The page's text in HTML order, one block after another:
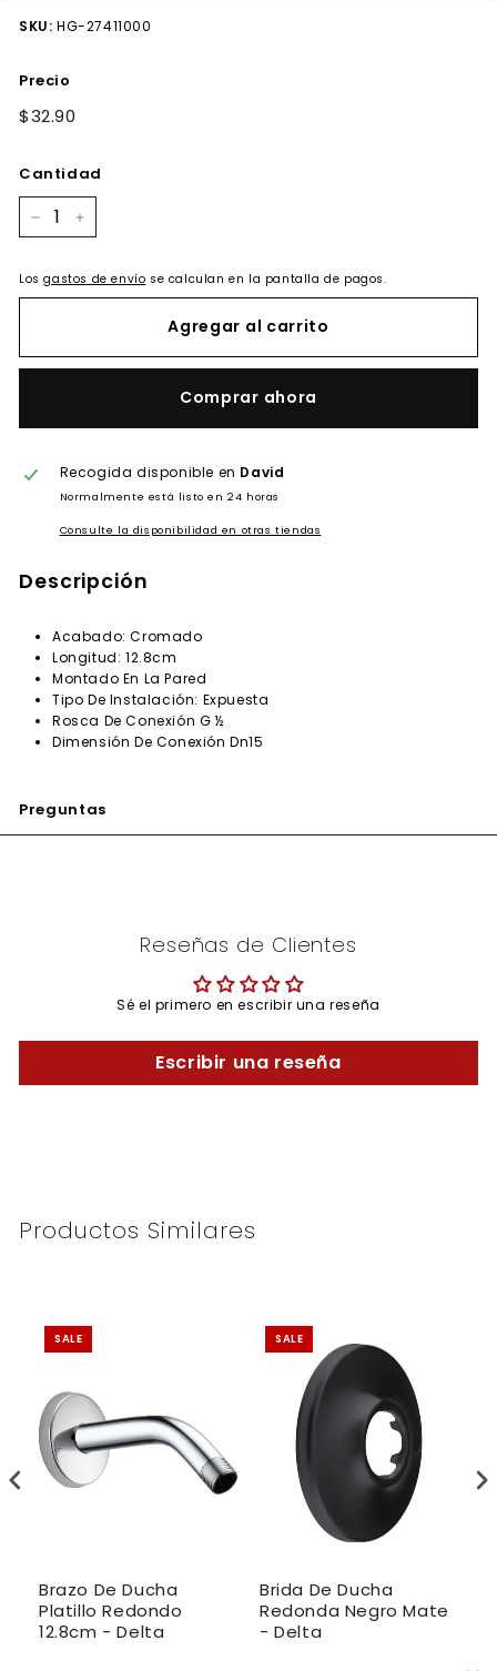
SKU: HG-27411000
Precio
Precio
$32.90
Cantidad
Losgastos de envío se calculan en la pantalla de pagos.
Agregar al carrito
Comprar ahora
Recogida disponible en David
Normalmente está listo en 24 horas
Consulte la disponibilidad en otras tiendas
Descripción
Acabado: Cromado
Longitud: 12.8cm
Montado En La Pared
Tipo De Instalación: Expuesta
Rosca De Conexión G ½
Dimensión De Conexión Dn15
Preguntas
Reseñas de Clientes
Sé el primero en escribir una reseña
Escribir una reseña
Productos Similares
SALE
Brazo De Ducha
Platillo Redondo
12.8cm - Delta
SALE
Brida De Ducha
Redonda Negro Mate
- Delta